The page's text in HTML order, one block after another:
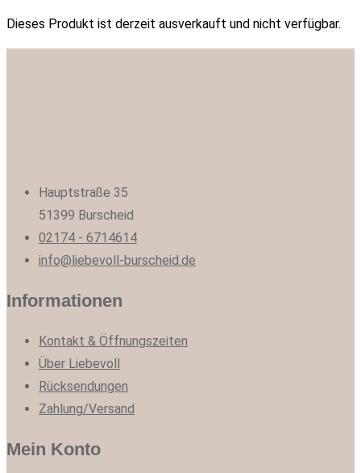
Dieses Produkt ist derzeit ausverkauft und nicht verfügbar.
Hauptstraße 35
51399 Burscheid
02174 - 6714614
info@liebevoll-burscheid.de
Informationen
Kontakt & Öffnungszeiten
Über Liebevoll
Rücksendungen
Zahlung/Versand
Mein Konto